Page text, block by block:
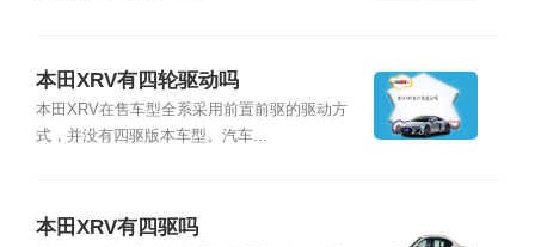
本田XRV有四轮驱动吗
本田XRV在售车型全系采用前置前驱的驱动方
式，并没有四驱版本车型。汽车...
本田XRV有四驱吗